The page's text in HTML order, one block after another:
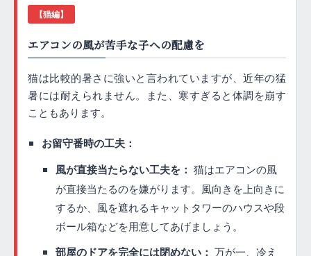
【猫編】
エアコンの風が苦手な子への配慮を
猫は比較的暑さに強いと言われていますが、近年の猛
暑には耐えられません。また、寒すぎると体調を崩す
こともあります。
お留守番時の工夫：
風が直接当たらない工夫を： 猫はエアコンの風
が直接当たるのを嫌がります。風向きを上向きに
するか、風を遮れるキャットタワーのハウスや段
ボール箱などを用意してあげましょう。
部屋のドアを完全には閉めない： 万が一、冷え